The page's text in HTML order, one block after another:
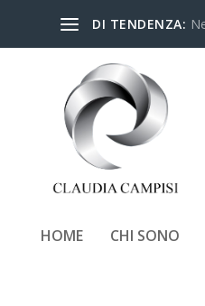
DI TENDENZA:
HOME CHI SONO